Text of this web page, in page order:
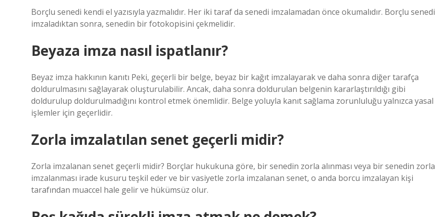
Borçlu senedi kendi el yazısıyla yazmalıdır. Her iki taraf da senedi imzalamadan önce okumalıdır. Borçlu senedi
imzaladıktan sonra, senedin bir fotokopisini çekmelidir.
Beyaza imza nasıl ispatlanır?
Beyaz imza hakkının kanıtı Peki, geçerli bir belge, beyaz bir kağıt imzalayarak ve daha sonra diğer tarafça
doldurulmasını sağlayarak oluşturulabilir. Ancak, daha sonra doldurulan belgenin kararlaştırıldığı gibi
doldurulup doldurulmadığını kontrol etmek önemlidir. Belge yoluyla kanıt sağlama zorunluluğu yalnızca yasal
işlemler için geçerlidir.
Zorla imzalatılan senet geçerli midir?
Zorla imzalanan senet geçerli midir? Borçlar hukukuna göre, bir senedin zorla alınması veya bir senedin zorla
imzalanması irade kusuru teşkil eder ve bir vasiyetle zorla imzalanan senet, o anda borcu imzalayan kişi
tarafından muaccel hale gelir ve hükümsüz olur.